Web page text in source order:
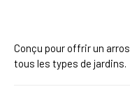
Conçu pour offrir un
tous les types de jardins.